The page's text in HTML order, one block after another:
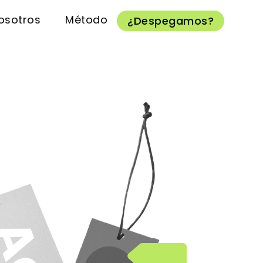
Método ¿Despegamos?